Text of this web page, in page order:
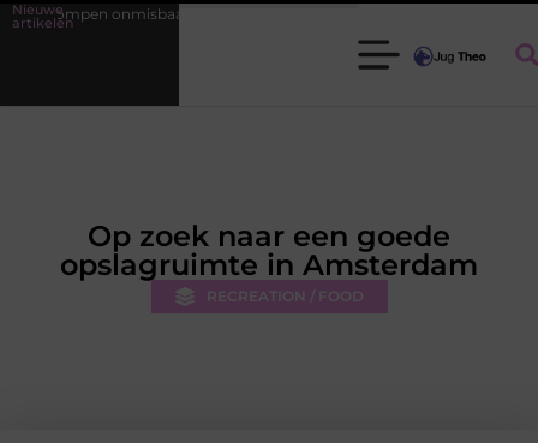
Nieuwe
artikelen
onmisbaar zijn voor elke tuinier
Op zoek naar een goede
opslagruimte in Amsterdam
RECREATION / FOOD